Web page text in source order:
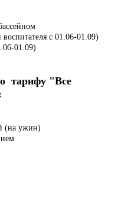
воспитателя с 01.06-01.09)
01.09)
тарифу "Все
(на ужин)